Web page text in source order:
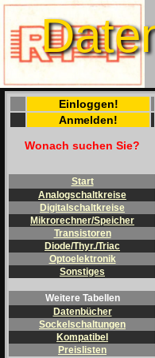
Einloggen!
Anmelden!
Wonach suchen Sie?
Start
Analogschaltkreise
Digitalschaltkreise
Mikrorechner/Speicher
Transistoren
Diode/Thyr./Triac
Optoelektronik
Sonstiges
Weitere Tabellen
Datenbücher
Sockelschaltungen
Kompatibel
Preislisten